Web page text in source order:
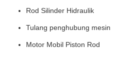
Rod Silinder Hidraulik
Tulang penghubung mesin
Motor Mobil Piston Rod